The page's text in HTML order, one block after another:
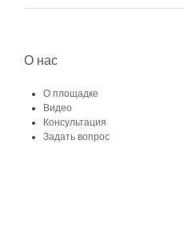
О нас
О площадке
Видео
Консультация
Задать вопрос